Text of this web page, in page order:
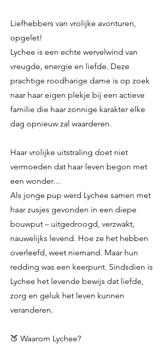
Liefhebbers van vrolijke avonturen,
opgelet!
Lychee is een echte wervelwind van
vreugde, energie en liefde. Deze
prachtige roodharige dame is op zoek
naar haar eigen plekje bij een actieve
familie die haar zonnige karakter elke
dag opnieuw zal waarderen.
Haar vrolijke uitstraling doet niet
vermoeden dat haar leven begon met
een wonder…
Als jonge pup werd Lychee samen met
haar zusjes gevonden in een diepe
bouwput – uitgedroogd, verzwakt,
nauwelijks levend. Hoe ze het hebben
overleefd, weet niemand. Maar hun
redding was een keerpunt. Sindsdien is
Lychee het levende bewijs dat liefde,
zorg en geluk het leven kunnen
veranderen.
🍑 Waarom Lychee?